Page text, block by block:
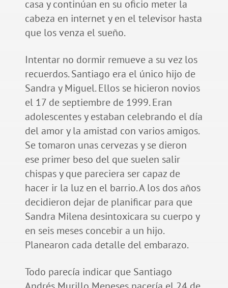
casa y continúan en su oficio meter la
cabeza en internet y en el televisor hasta
que los venza el sueño.
Intentar no dormir remueve a su vez los
recuerdos. Santiago era el único hijo de
Sandra y Miguel. Ellos se hicieron novios
el 17 de septiembre de 1999. Eran
adolescentes y estaban celebrando el día
del amor y la amistad con varios amigos.
Se tomaron unas cervezas y se dieron
ese primer beso del que suelen salir
chispas y que pareciera ser capaz de
hacer ir la luz en el barrio. A los dos años
decidieron dejar de planificar para que
Sandra Milena desintoxicara su cuerpo y
en seis meses concebir a un hijo.
Planearon cada detalle del embarazo.
Todo parecía indicar que Santiago